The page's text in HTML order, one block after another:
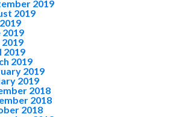
2019
2019
2019
2019
2019
2019
2019
2018
2018
2018